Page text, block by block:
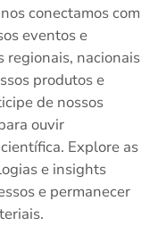
conectamos com
eventos e
regionais, nacionais
produtos e
de nossos
ouvir
Explore as
e insights
e permanecer